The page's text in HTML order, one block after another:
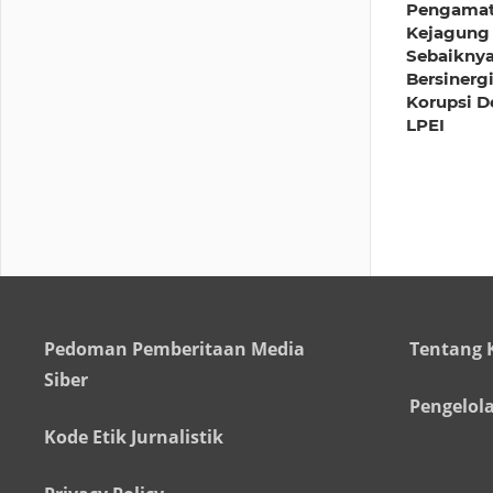
Kejagung
Korupsi
LPEI
Pedoman Pemberitaan Media
Siber
Kode Etik Jurnalistik
Tentang
Pengelola